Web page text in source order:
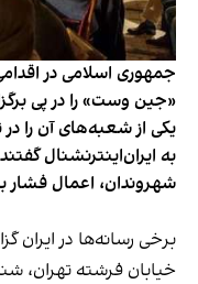
جمهوری اسلامی در
«جین وست» را در پی
یکی از شعبه‌های آن را
به ایران‌اینترنشنال
شهروندان، اعمال فشار
برخی رسانه‌ها در